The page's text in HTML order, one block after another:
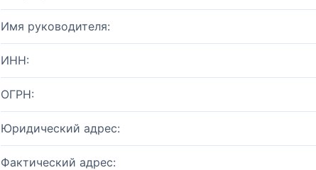
Имя руководителя:
ИНН:
ОГРН:
Юридический адрес:
Фактический адрес: